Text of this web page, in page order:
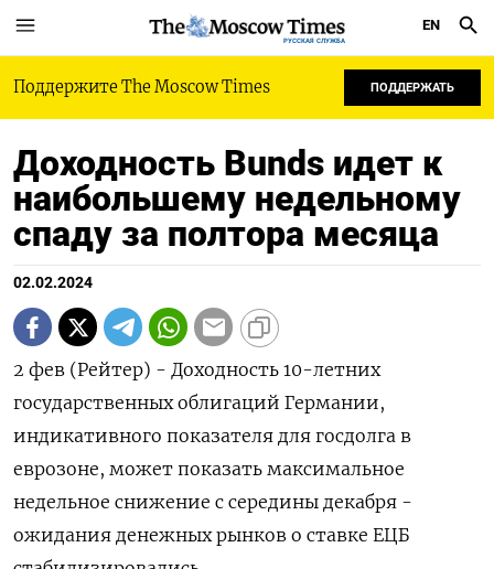
РУССКАЯ СЛУЖБА
EN
Поддержите The Moscow Times ПОДДЕРЖАТЬ
Доходность Bunds идет к
наибольшему недельному
спаду за полтора месяца
02.02.2024
2 фев (Рейтер) - Доходность 10-летних
государственных облигаций Германии,
индикативного показателя для госдолга в
еврозоне, может показать максимальное
недельное снижение с середины декабря -
ожидания денежных рынков о ставке ЕЦБ